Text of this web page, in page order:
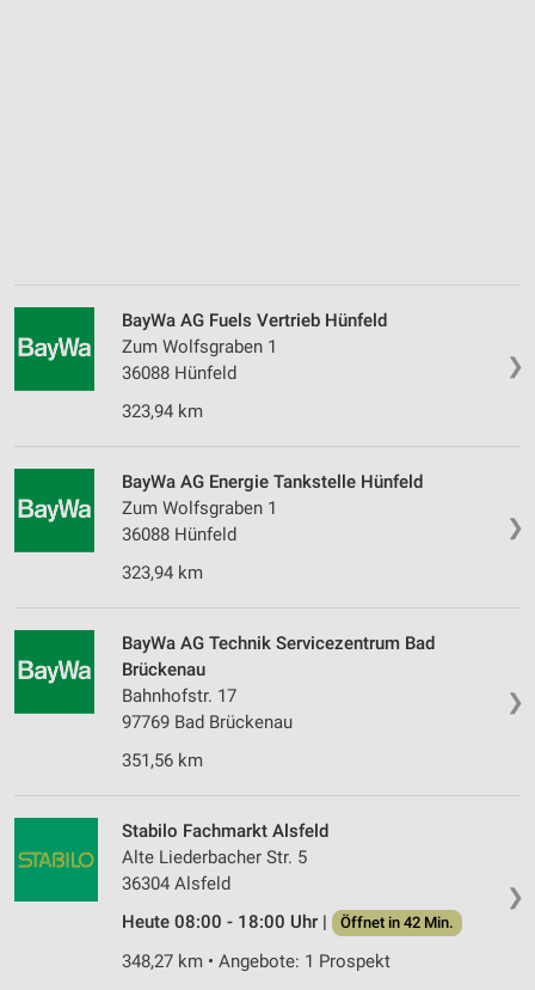
❯
BayWa AG Fuels Vertrieb Hünfeld
Zum Wolfsgraben 1
36088 Hünfeld
323,94 km
❯
BayWa AG Energie Tankstelle Hünfeld
Zum Wolfsgraben 1
36088 Hünfeld
323,94 km
❯
BayWa AG Technik Servicezentrum Bad
Brückenau
Bahnhofstr. 17
97769 Bad Brückenau
351,56 km
❯
Stabilo Fachmarkt Alsfeld
Alte Liederbacher Str. 5
36304 Alsfeld
Heute 08:00 - 18:00 Uhr |
Öffnet in 42 Min.
348,27 km • Angebote: 1 Prospekt